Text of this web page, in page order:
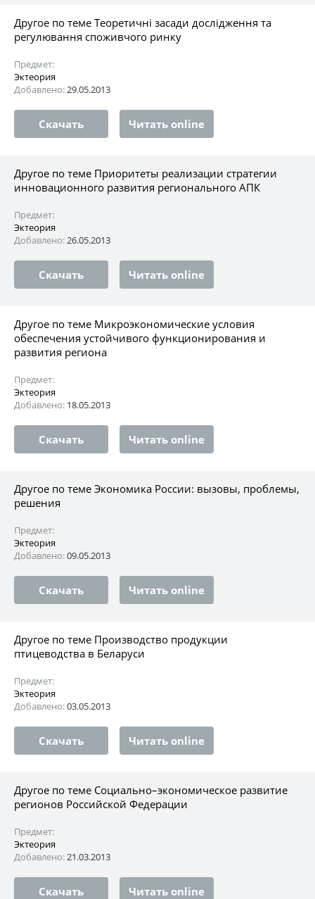
Другое по теме Теоретичні засади дослідження та
регулювання споживчого ринку
Предмет:
Эктеория
Добавлено:29.05.2013
Скачать Читать online
Другое по теме Приоритеты реализации стратегии
инновационного развития регионального АПК
Предмет:
Эктеория
Добавлено:26.05.2013
Скачать Читать online
Другое по теме Микроэкономические условия
обеспечения устойчивого функционирования и
развития региона
Предмет:
Эктеория
Добавлено: 18.05.2013
Скачать Читать online
Другое по теме Экономика России: вызовы, проблемы,
решения
Предмет:
Эктеория
Добавлено:09.05.2013
Скачать Читать online
Другое по теме Производство продукции
птицеводства в Беларуси
Предмет:
Эктеория
Добавлено:03.05.2013
Скачать Читать online
Другое по теме Социально–экономическое развитие
регионов Российской Федерации
Предмет:
Эктеория
Добавлено:21.03.2013
Скачать Читать online